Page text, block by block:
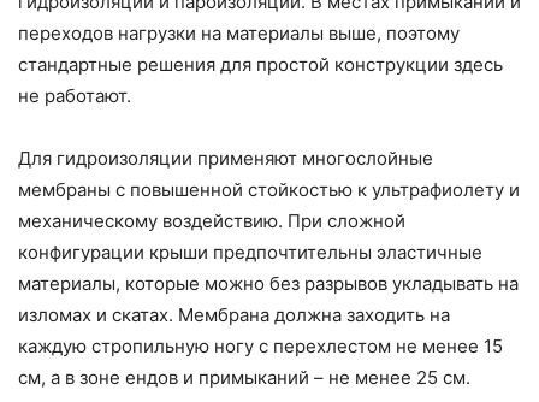
переходов нагрузки на материалы выше, поэтому
стандартные решения для простой конструкции здесь
не работают.
Для гидроизоляции применяют многослойные
мембраны с повышенной стойкостью к ультрафиолету и
механическому воздействию. При сложной
конфигурации крыши предпочтительны эластичные
материалы, которые можно без разрывов укладывать на
изломах и скатах. Мембрана должна заходить на
каждую стропильную ногу с перехлестом не менее 15
см, а в зоне ендов и примыканий – не менее 25 см.